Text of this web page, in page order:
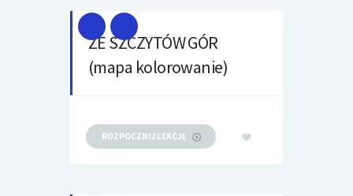
ZE SZCZYTÓW GÓR
(mapa kolorowanie)
ROZPOCZNIJ LEKCJĘ